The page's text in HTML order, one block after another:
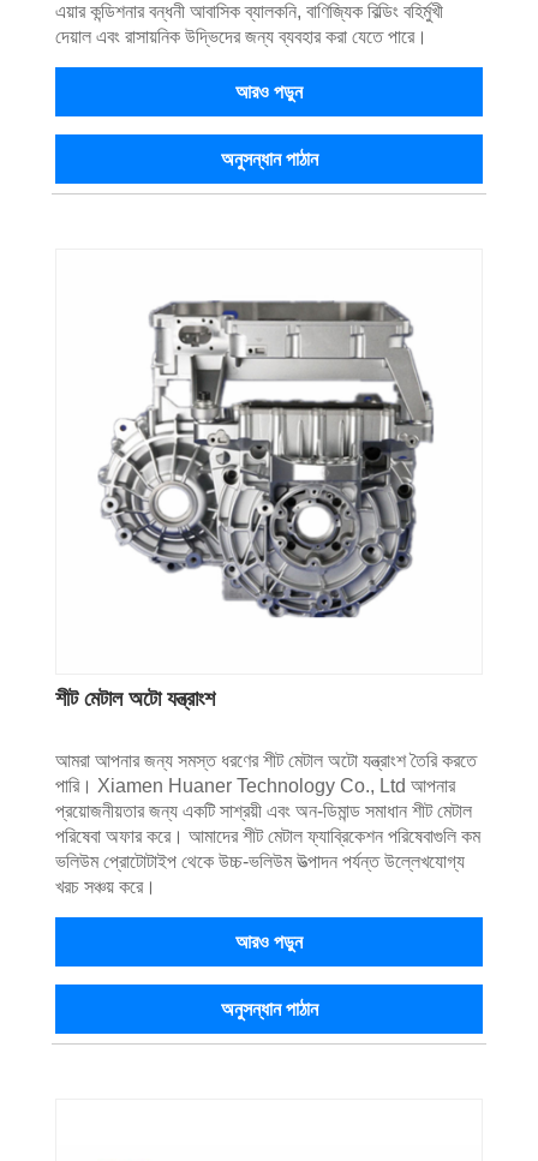
এয়ার কন্ডিশনার বন্ধনী আবাসিক ব্যালকনি, বাণিজ্যিক বিল্ডিং বহির্মুখী
দেয়াল এবং রাসায়নিক উদ্ভিদের জন্য ব্যবহার করা যেতে পারে।
আরও পড়ুন
অনুসন্ধান পাঠান
শীট মেটাল অটো যন্ত্রাংশ
আমরা আপনার জন্য সমস্ত ধরণের শীট মেটাল অটো যন্ত্রাংশ তৈরি করতে
পারি। Xiamen Huaner Technology Co., Ltd আপনার
প্রয়োজনীয়তার জন্য একটি সাশ্রয়ী এবং অন-ডিমান্ড সমাধান শীট মেটাল
পরিষেবা অফার করে। আমাদের শীট মেটাল ফ্যাব্রিকেশন পরিষেবাগুলি কম
ভলিউম প্রোটোটাইপ থেকে উচ্চ-ভলিউম উত্পাদন পর্যন্ত উল্লেখযোগ্য
খরচ সঞ্চয় করে।
আরও পড়ুন
অনুসন্ধান পাঠান